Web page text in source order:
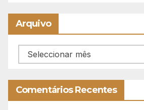
Arquivo
Arquivo
Comentários Recentes